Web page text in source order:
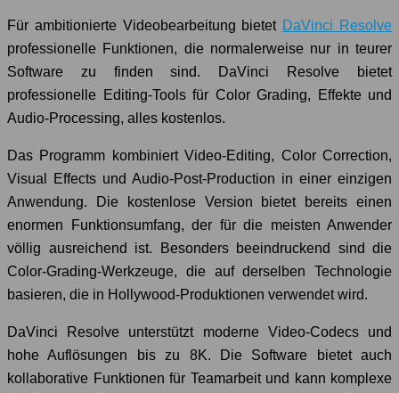
Für ambitionierte Videobearbeitung bietet DaVinci Resolve
professionelle Funktionen, die normalerweise nur in teurer
Software zu finden sind. DaVinci Resolve bietet
professionelle Editing-Tools für Color Grading, Effekte und
Audio-Processing, alles kostenlos.
Das Programm kombiniert Video-Editing, Color Correction,
Visual Effects und Audio-Post-Production in einer einzigen
Anwendung. Die kostenlose Version bietet bereits einen
enormen Funktionsumfang, der für die meisten Anwender
völlig ausreichend ist. Besonders beeindruckend sind die
Color-Grading-Werkzeuge, die auf derselben Technologie
basieren, die in Hollywood-Produktionen verwendet wird.
DaVinci Resolve unterstützt moderne Video-Codecs und
hohe Auflösungen bis zu 8K. Die Software bietet auch
kollaborative Funktionen für Teamarbeit und kann komplexe